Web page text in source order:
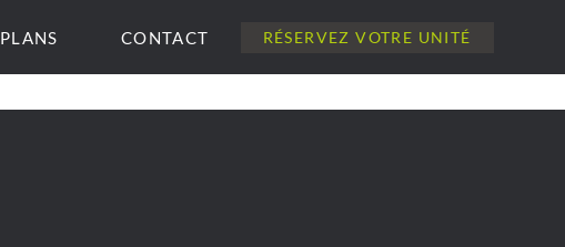
PLANS CONTACT RÉSERVEZ VOTRE UNITÉ